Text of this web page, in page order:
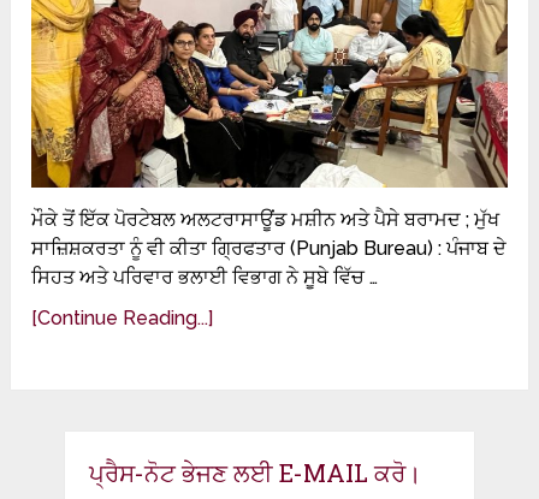
ਮੌਕੇ ਤੋਂ ਇੱਕ ਪੋਰਟੇਬਲ ਅਲਟਰਾਸਾਊਂਡ ਮਸ਼ੀਨ ਅਤੇ ਪੈਸੇ ਬਰਾਮਦ ; ਮੁੱਖ
ਸਾਜ਼ਿਸ਼ਕਰਤਾ ਨੂੰ ਵੀ ਕੀਤਾ ਗ੍ਰਿਫਤਾਰ (Punjab Bureau) : ਪੰਜਾਬ ਦੇ
ਸਿਹਤ ਅਤੇ ਪਰਿਵਾਰ ਭਲਾਈ ਵਿਭਾਗ ਨੇ ਸੂਬੇ ਵਿੱਚ …
[Continue Reading...]
ਪ੍ਰੈਸ-ਨੋਟ ਭੇਜਣ ਲਈ E-MAIL ਕਰੋ।